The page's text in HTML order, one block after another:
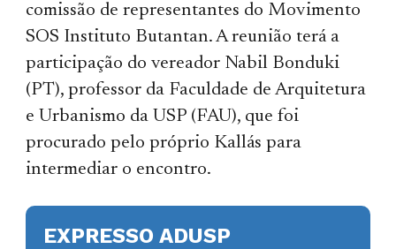
comissão de representantes do Movimento
SOS Instituto Butantan. A reunião terá a
participação do vereador Nabil Bonduki
(PT), professor da Faculdade de Arquitetura
e Urbanismo da USP (FAU), que foi
procurado pelo próprio Kallás para
intermediar o encontro.
EXPRESSO ADUSP